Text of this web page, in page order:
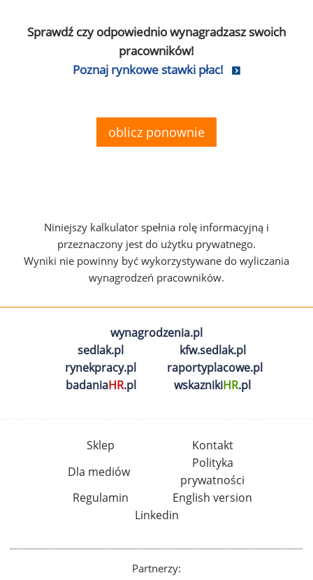
Sprawdź czy odpowiednio wynagradzasz swoich
pracowników!
Poznaj rynkowe stawki płac!
oblicz ponownie
Niniejszy kalkulator spełnia rolę informacyjną i
przeznaczony jest do użytku prywatnego.
Wyniki nie powinny być wykorzystywane do wyliczania
wynagrodzeń pracowników.
wynagrodzenia.pl
sedlak.pl
kfw.sedlak.pl
rynekpracy.pl
raportyplacowe.pl
badaniaHR.pl wskaznikiHR.pl
Sklep
Kontakt
Dla mediów
Polityka
prywatności
Regulamin
English version
Linkedin
Partnerzy: